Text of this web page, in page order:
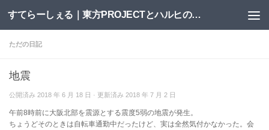
コンテンツへスキップ すてらーしぇる｜東方PROJECTとハルヒの二次創作サイト
ただの日記
地震
公開済み 2018 年 6 月 18 日 · 更新済み 2018 年 7 月 2 日
午前8時前に大阪北部を震源とする震度5弱の地震が発生。
ちょうどそのときは自転車通勤中だったけど、実は全然気付かなかった。会